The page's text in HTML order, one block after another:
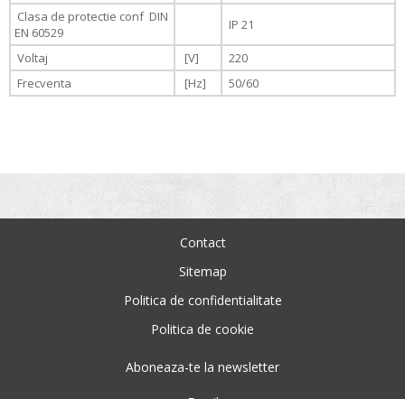
Clasa de protectie conf DIN
EN 60529
IP 21
Voltaj [V]
220
Frecventa
[Hz] 50/60
Contact
Sitemap
Politica de confidentialitate
Politica de cookie
Aboneaza-te la newsletter